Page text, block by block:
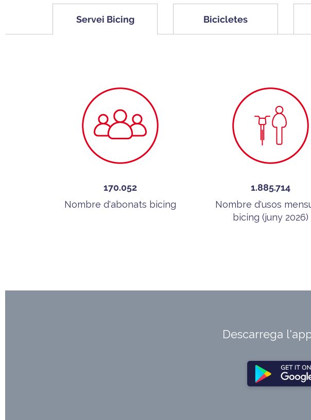
Servei Bicing Bicicletes
170.052
Nombre d'abonats bicing
1.885.714
Nombre d'usos
bicing (juny 2026)
Descarrega